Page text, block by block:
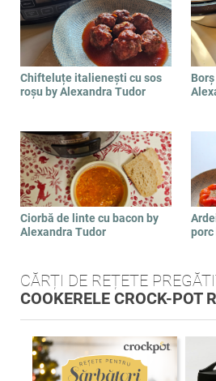
Chifteluțe italienești cu sos
roșu by Alexandra Tudor
Ciorbă de linte cu bacon by
Alexandra Tudor
porc
CĂRȚI DE REȚETE
COOKERELE CROCK-POT